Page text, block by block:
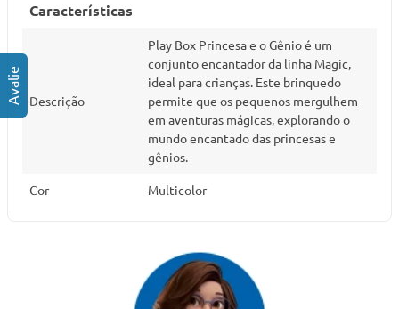
Características
Descrição
Play Box Princesa e o Gênio é um
conjunto encantador da linha Magic,
ideal para crianças. Este brinquedo
permite que os pequenos mergulhem
em aventuras mágicas, explorando o
mundo encantado das princesas e
gênios.
Cor Multicolor